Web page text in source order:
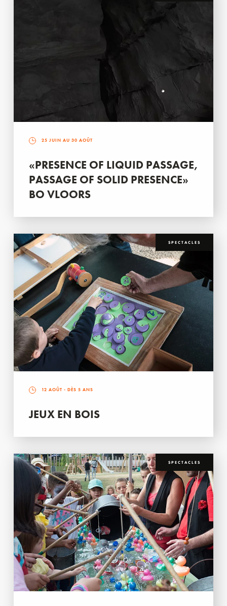
25 JUIN AU 30 AOÛT
«PRESENCE OF LIQUID PASSAGE,
PASSAGE OF SOLID PRESENCE»
BO VLOORS
SPECTACLES
12 AOÛT - DÈS 5 ANS
JEUX EN BOIS
SPECTACLES